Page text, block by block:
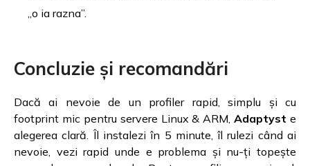
„o ia razna”.
Concluzie și recomandări
Dacă ai nevoie de un profiler rapid, simplu și cu
footprint mic pentru servere Linux & ARM,Adaptyst e
alegerea clară. Îl instalezi în 5 minute, îl rulezi când ai
nevoie, vezi rapid unde e problema și nu-ți topește